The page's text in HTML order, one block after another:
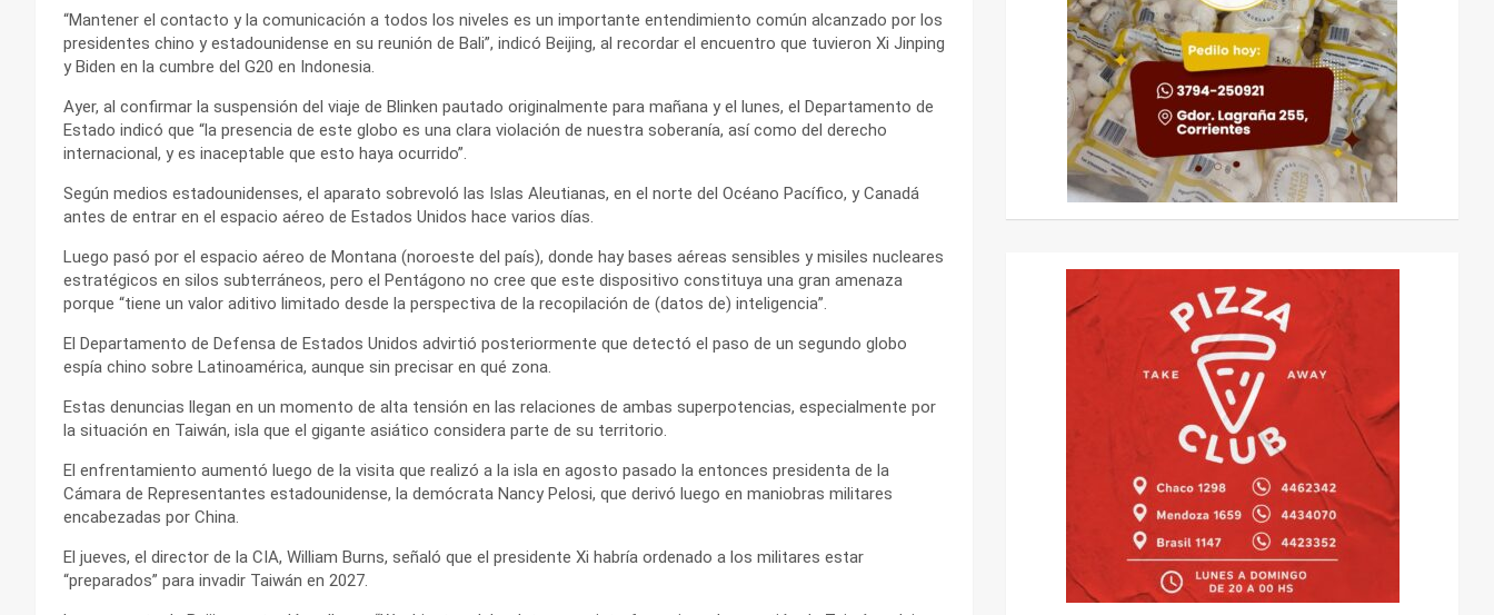
“Mantener el contacto y la comunicación a todos los niveles es un importante entendimiento común alcanzado por los
presidentes chino y estadounidense en su reunión de Bali”, indicó Beijing, al recordar el encuentro que tuvieron Xi Jinping
y Biden en la cumbre del G20 en Indonesia.
Ayer, al confirmar la suspensión del viaje de Blinken pautado originalmente para mañana y el lunes, el Departamento de
Estado indicó que “la presencia de este globo es una clara violación de nuestra soberanía, así como del derecho
internacional, y es inaceptable que esto haya ocurrido”.
Según medios estadounidenses, el aparato sobrevoló las Islas Aleutianas, en el norte del Océano Pacífico, y Canadá
antes de entrar en el espacio aéreo de Estados Unidos hace varios días.
Luego pasó por el espacio aéreo de Montana (noroeste del país), donde hay bases aéreas sensibles y misiles nucleares
estratégicos en silos subterráneos, pero el Pentágono no cree que este dispositivo constituya una gran amenaza
porque “tiene un valor aditivo limitado desde la perspectiva de la recopilación de (datos de) inteligencia”.
El Departamento de Defensa de Estados Unidos advirtió posteriormente que detectó el paso de un segundo globo
espía chino sobre Latinoamérica, aunque sin precisar en qué zona.
Estas denuncias llegan en un momento de alta tensión en las relaciones de ambas superpotencias, especialmente por
la situación en Taiwán, isla que el gigante asiático considera parte de su territorio.
El enfrentamiento aumentó luego de la visita que realizó a la isla en agosto pasado la entonces presidenta de la
Cámara de Representantes estadounidense, la demócrata Nancy Pelosi, que derivó luego en maniobras militares
encabezadas por China.
El jueves, el director de la CIA, William Burns, señaló que el presidente Xi habría ordenado a los militares estar
“preparados” para invadir Taiwán en 2027.